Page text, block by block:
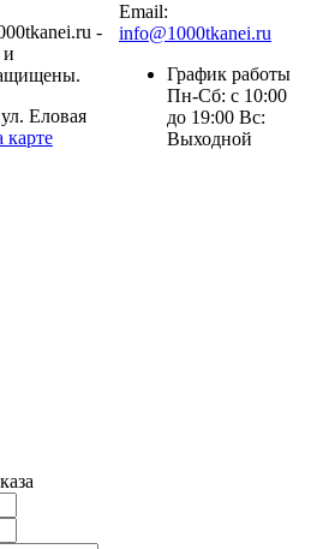
-
и
Еловая
карте
Email:
info@1000tkanei.ru
График работы
Пн-Сб: с 10:00
до 19:00 Вс:
Выходной